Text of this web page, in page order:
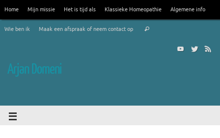
Home Mijn missie Het is tijd als Klassieke Homeopathie Algemene info
Wie ben ik Maak een afspraak of neem contact op
Arjan Domeni